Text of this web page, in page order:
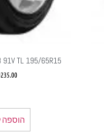
91V TL 195/65R15
235.00
הוספה